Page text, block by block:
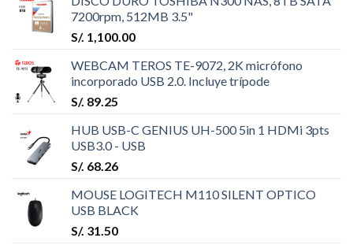
7200rpm, 512MB 3.5"
S/. 1,100.00
WEBCAM TEROS TE-9072, 2K micrófono
incorporado USB 2.0. Incluye trípode
S/. 89.25
HUB USB-C GENIUS UH-500 5in 1 HDMi 3pts
USB3.0 - USB
S/. 68.26
MOUSE LOGITECH M110 SILENT OPTICO
USB BLACK
S/. 31.50